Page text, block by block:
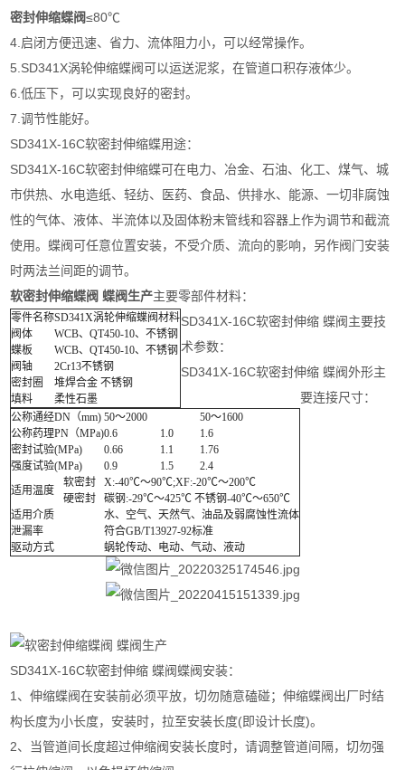
密封伸缩蝶阀≤80℃
4.启闭方便迅速、省力、流体阻力小，可以经常操作。
5.SD341X涡轮伸缩蝶阀可以运送泥浆，在管道口积存液体少。
6.低压下，可以实现良好的密封。
7.调节性能好。
SD341X-16C软密封伸缩蝶用途：
SD341X-16C软密封伸缩蝶可在电力、冶金、石油、化工、煤气、城
市供热、水电造纸、轻纺、医药、食品、供排水、能源、一切非腐蚀
性的气体、液体、半流体以及固体粉末管线和容器上作为调节和截流
使用。蝶阀可任意位置安装，不受介质、流向的影响，另作阀门安装
时两法兰间距的调节。
软密封伸缩蝶阀 蝶阀生产主要零部件材料：
零件名称SD341X涡轮伸缩蝶阀材料
阀体
WCB、QT450-10、不锈钢
蝶板
WCB、QT450-10、不锈钢
阀轴
2Cr13不锈钢
密封圈
堆焊合金 不锈钢
填料
柔性石墨
SD341X-16C软密封伸缩 蝶阀主要技
术参数：
公称通经DN（mm) 50～2000
50～1600
公称药理PN（MPa)0.6 1.0
1.6
密封试验(MPa)
0.66 1.1
1.76
强度试验(MPa)
0.9 1.5
2.4
适用温度
软密封
X:-40℃～90℃;XF:-20℃～200℃
硬密封
碳钢:-29℃～425℃ 不锈钢-40℃～650℃
适用介质
水、空气、天然气、油品及弱腐蚀性流体
泄漏率
符合GB/T13927-92标准
驱动方式
蜗轮传动、电动、气动、液动
SD341X-16C软密封伸缩 蝶阀外形主
要连接尺寸：
SD341X-16C软密封伸缩 蝶阀蝶阀安装：
1、伸缩蝶阀在安装前必须平放，切勿随意磕碰；伸缩蝶阀出厂时结
构长度为小长度，安装时，拉至安装长度(即设计长度)。
2、当管道间长度超过伸缩阀安装长度时，请调整管道间隔，切勿强